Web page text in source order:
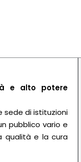
e alto potere
sede di istituzioni
pubblico vario e
qualità e la cura